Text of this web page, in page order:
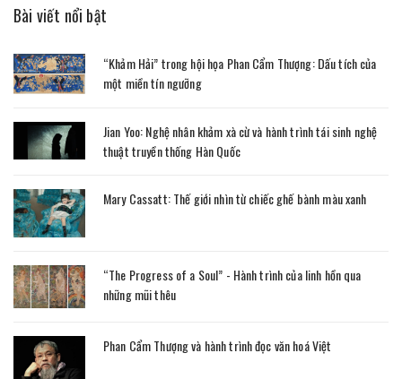
Bài viết nổi bật
“Khảm Hải” trong hội họa Phan Cẩm Thượng: Dấu tích của
một miền tín ngưỡng
Jian Yoo: Nghệ nhân khảm xà cừ và hành trình tái sinh nghệ
thuật truyền thống Hàn Quốc
Mary Cassatt: Thế giới nhìn từ chiếc ghế bành màu xanh
“The Progress of a Soul” - Hành trình của linh hồn qua
những mũi thêu
Phan Cẩm Thượng và hành trình đọc văn hoá Việt